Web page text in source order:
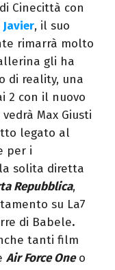
Cinecittà con
, il suo
rimarrà molto
gli ha
di reality, una
2 con il nuovo
Max Giusti
legato al
per i
solita diretta
Repubblica,
su La7
di Babele.
tanti film
Air Force Oneo